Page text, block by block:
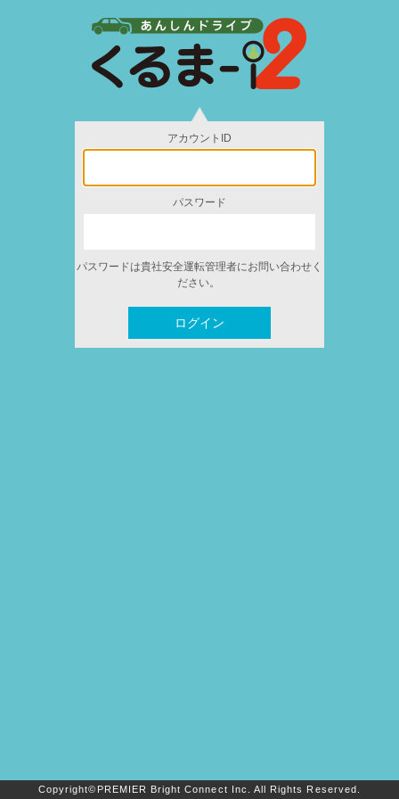
アカウントID
パスワード
パスワードは貴社安全運転管理者にお問い合わせく
ださい。
ログイン
Copyright©PREMIER Bright Connect Inc. All Rights Reserved.